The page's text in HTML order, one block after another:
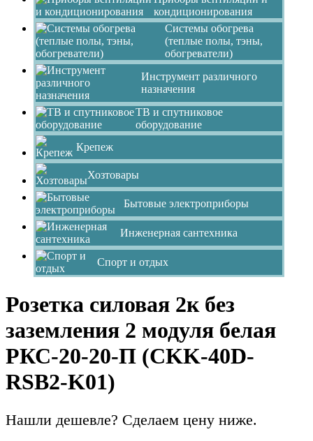
кондиционирования
Системы обогрева
(теплые полы, тэны,
обогреватели)
Инструмент различного
назначения
ТВ и спутниковое
оборудование
Крепеж
Хозтовары
Бытовые электроприборы
Инженерная сантехника
Спорт и отдых
Розетка силовая 2к без
заземления 2 модуля белая
РКС-20-20-П (CKK-40D-
RSB2-K01)
Нашли дешевле? Сделаем цену ниже.